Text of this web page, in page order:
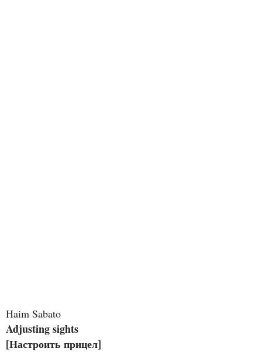
Haim Sabato
Adjusting sights
[Настроить прицел]